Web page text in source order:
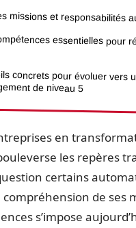
missions et responsabilités
essentielles pour
concrets pour évoluer vers
de niveau 5
en
les repères
certains
compréhension de ses
s’impose